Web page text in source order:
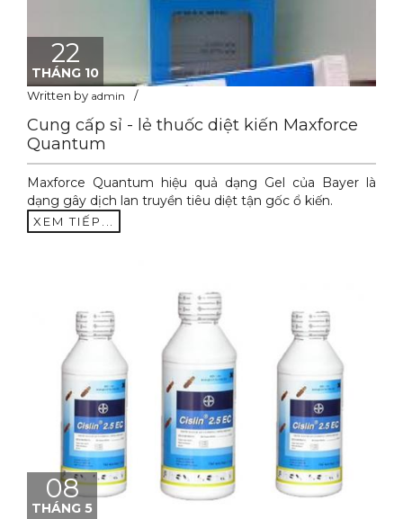
22
THÁNG 10
Written by admin
Cung cấp sỉ - lẻ thuốc diệt kiến Maxforce
Quantum
Maxforce Quantum hiệu quả dạng Gel của Bayer là
dạng gây dịch lan truyền tiêu diệt tận gốc ổ kiến.
XEM TIẾP...
08
THÁNG 5